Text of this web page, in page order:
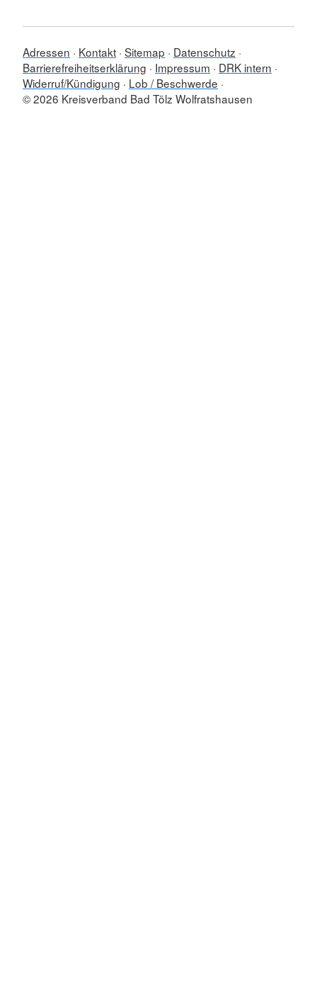
Adressen Kontakt Sitemap
Datenschutz
Barrierefreiheitserklärung
Impressum
DRK intern
Widerruf/Kündigung
Lob / Beschwerde
© 2026 Kreisverband Bad Tölz Wolfratshausen